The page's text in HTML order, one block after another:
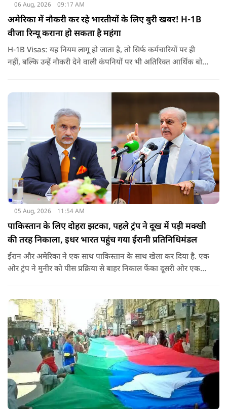
06 Aug, 2026 09:17 AM
अमेरिका में नौकरी कर रहे भारतीयों के लिए बुरी खबर! H-1B
वीजा रिन्यू कराना हो सकता है महंगा
H-1B Visas: यह नियम लागू हो जाता है, तो सिर्फ कर्मचारियों पर ही
नहीं, बल्कि उन्हें नौकरी देने वाली कंपनियों पर भी अतिरिक्त आर्थिक बोझ
वीजा का समय-समय पर नवीनीकरण कराते हैं.
05 Aug, 2026 11:54 AM
पाकिस्तान के लिए दोहरा झटका, पहले ट्रंप ने दूख में पड़ी मक्खी
की तरह निकाला, इधर भारत पहुंच गया ईरानी प्रतिनिधिमंडल
ईरान और अमेरिका ने एक साथ पाकिस्तान के साथ खेला कर दिया है. एक
ओर ट्रंप ने मुनीर को पीस प्रक्रिया से बाहर निकाल फेंका दूसरी ओर एक